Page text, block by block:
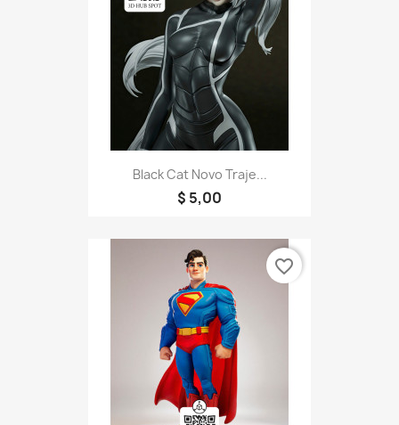
Black Cat Novo Traje...
$ 5,00
favorite_border